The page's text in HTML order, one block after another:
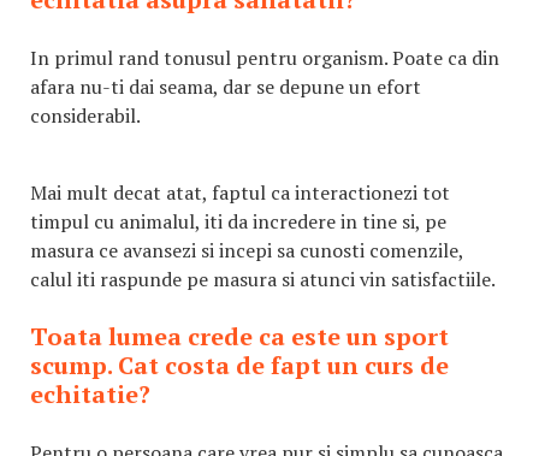
In primul rand tonusul pentru organism. Poate ca din
afara nu-ti dai seama, dar se depune un efort
considerabil.
Mai mult decat atat, faptul ca interactionezi tot
timpul cu animalul, iti da incredere in tine si, pe
masura ce avansezi si incepi sa cunosti comenzile,
calul iti raspunde pe masura si atunci vin satisfactiile.
Toata lumea crede ca este un sport
scump. Cat costa de fapt un curs de
echitatie?